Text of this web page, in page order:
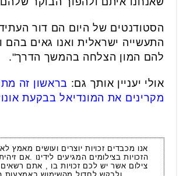
הסטודנטים של היום הם דור
התעשייה ישראלית ואנו גאים בהם
להם המון הצלחה בהמשך הדרך".
אולי יעניין אותך גם: בראשון זה
מקרינים את המונדיאל בבקעת
אנו מכבדים זכויות יוצרים ועושים מאמץ
הזכויות בצילומים המגיעים לידינו .אם
צילום אשר יש לכם זכויות בו , אתם רשאים